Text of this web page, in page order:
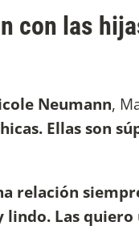
con las
Neumann,
Ellas son
relación
lindo. Las quiero